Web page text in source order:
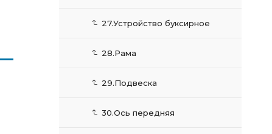
27.Устройство буксирное
28.Рама
29.Подвеска
30.Ось передняя